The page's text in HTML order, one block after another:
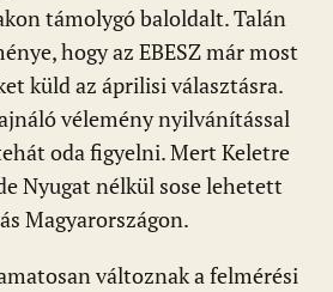
támolygó baloldalt. Talán
hogy az EBESZ már most
küld az áprilisi választásra.
vélemény nyilvánítással
oda figyelni. Mert Keletre
Nyugat nélkül sose lehetett
Magyarországon.
változnak a felmérési